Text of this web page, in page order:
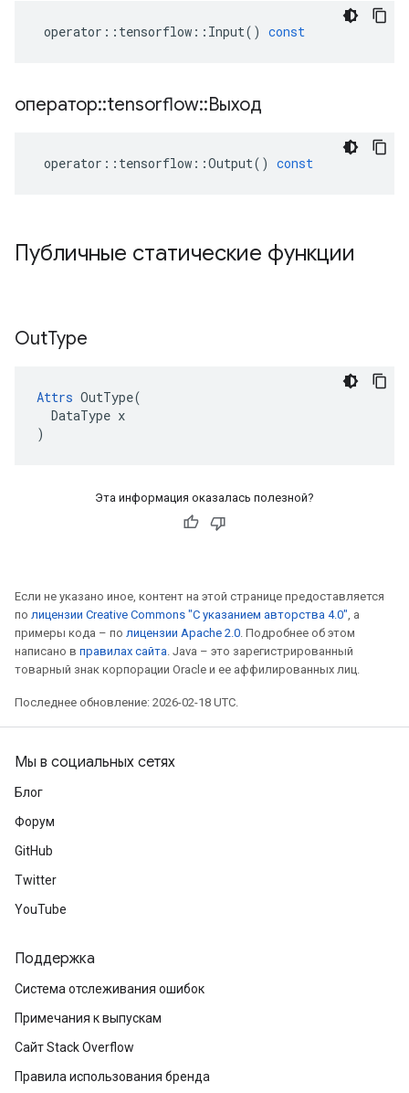
operator :: tensorflow :: Input() const
оператор::tensorflow::Выход
operator :: tensorflow ::Output() const
Публичные статические функции
OutType
Attrs OutType(
  DataType x
)
Эта информация оказалась полезной?
Если не указано иное, контент на этой странице предоставляется
по лицензии Creative Commons "С указанием авторства 4.0", а
примеры кода – по лицензии Apache 2.0. Подробнее об этом
написано в правилах сайта. Java – это зарегистрированный
товарный знак корпорации Oracle и ее аффилированных лиц.
Последнее обновление: 2026-02-18 UTC.
Мы в социальных сетях
Блог
Форум
GitHub
Twitter
YouTube
Поддержка
Система отслеживания ошибок
Примечания к выпускам
Сайт Stack Overflow
Правила использования бренда